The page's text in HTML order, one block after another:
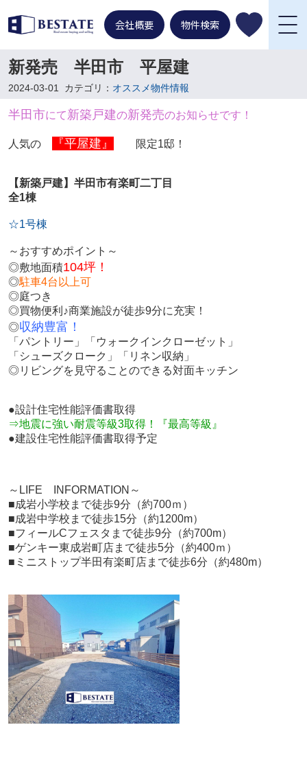
会社概要 物件検索
新発売 半田市 平屋建
2024-03-01 カテゴリ： オススメ物件情報
半田市にて新築戸建の新発売のお知らせです！
人気の 『平屋建』 限定1邸！
【新築戸建】半田市有楽町二丁目
全1棟
☆1号棟
～おすすめポイント～
◎敷地面積104坪！
◎駐車4台以上可
◎庭つき
◎買物便利♪商業施設が徒歩9分に充実！
◎収納豊富！
「パントリー」「 ウォークインクローゼット」
「シューズクローク」「 リネン収納」
◎リビングを見守ることのできる対面キッチン
●設計住宅性能評価書取得
⇒地震に強い耐震等級3取得！『最高等級』
●建設住宅性能評価書取得予定
～LIFE INFORMATION～
■成岩小学校まで徒歩9分（約700ｍ）
■成岩中学校まで徒歩15分（約1200m）
■フィールCフェスタまで徒歩9分（約700m）
■ゲンキー東成岩町店まで徒歩5分（約400ｍ）
■ミニストップ半田有楽町店まで徒歩6分（約480m）